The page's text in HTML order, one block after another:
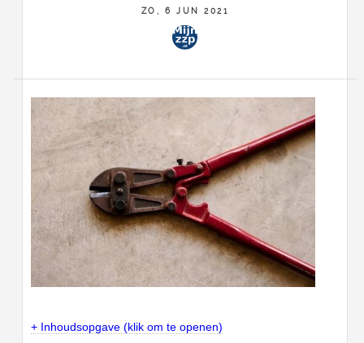
ZO, 6 JUN 2021
+ Inhoudsopgave (klik om te openen)